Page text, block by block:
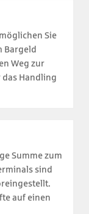
Sie
Bargeld
Weg zur
das Handling
Summe zum
sind
auf einen